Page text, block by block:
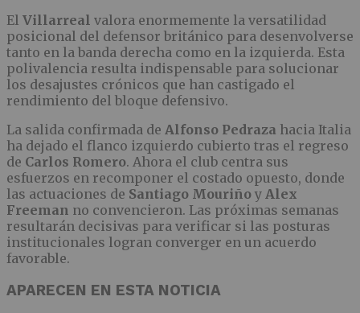
El Villarreal valora enormemente la versatilidad
posicional del defensor británico para desenvolverse
tanto en la banda derecha como en la izquierda. Esta
polivalencia resulta indispensable para solucionar
los desajustes crónicos que han castigado el
rendimiento del bloque defensivo.
La salida confirmada de Alfonso Pedraza hacia Italia
ha dejado el flanco izquierdo cubierto tras el regreso
de Carlos Romero. Ahora el club centra sus
esfuerzos en recomponer el costado opuesto, donde
las actuaciones de Santiago Mouriño y Alex
Freeman no convencieron. Las próximas semanas
resultarán decisivas para verificar si las posturas
institucionales logran converger en un acuerdo
favorable.
APARECEN EN ESTA NOTICIA